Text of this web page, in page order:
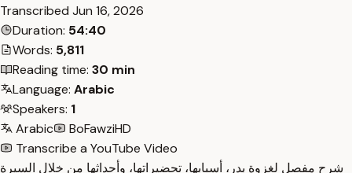
Transcribed Jun 16, 2026
Duration: 54:40
Words: 5,811
Reading time: 30 min
Language: Arabic
Speakers: 1
Arabic
BoFawziHD
Transcribe a YouTube Video
شرح مفصل لغزوة بدر، أسبابها، تحضيراتها، وأحداثها من خلال السيرة